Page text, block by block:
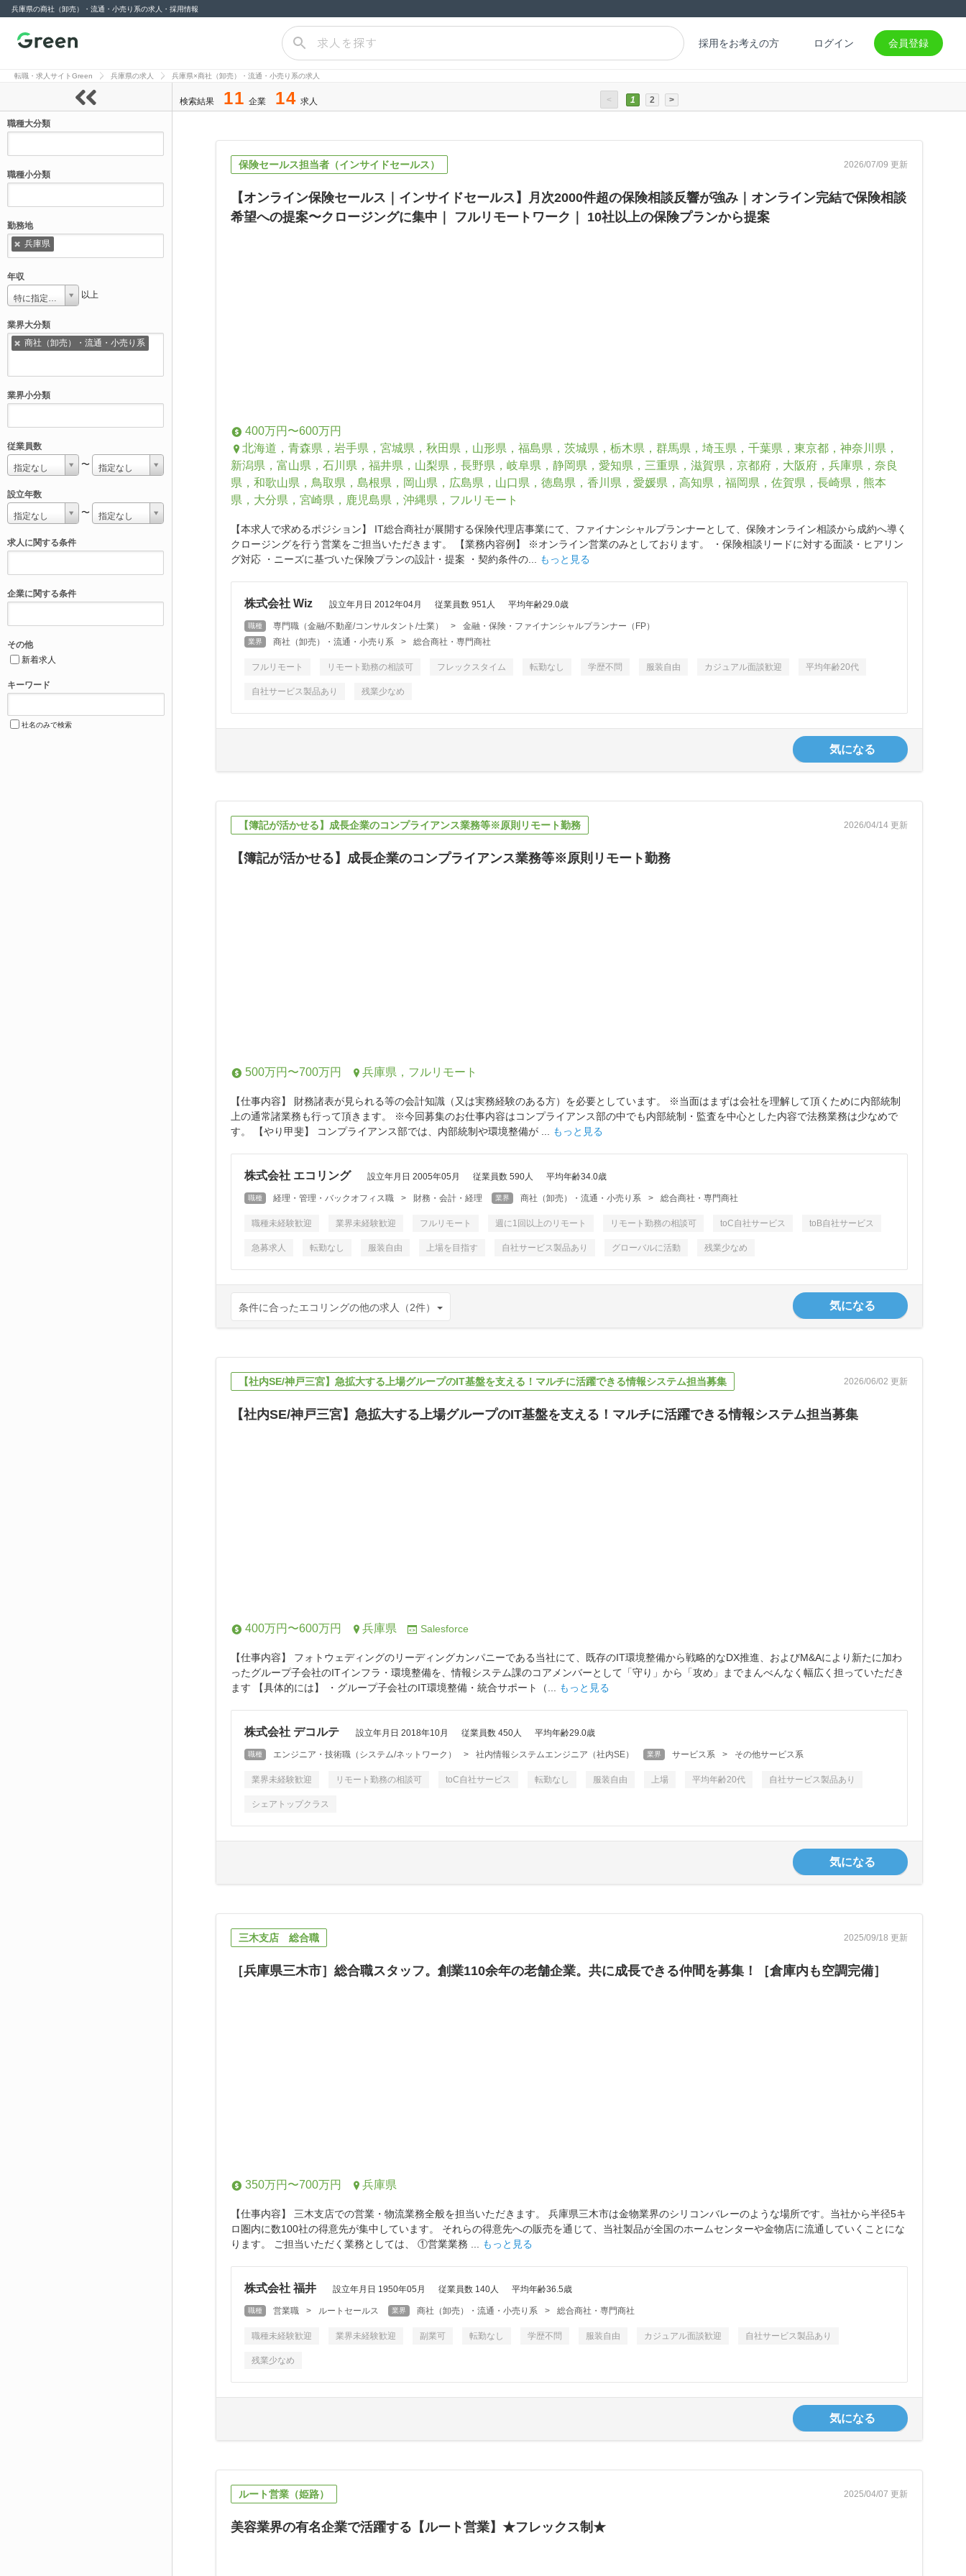
兵庫県の商社（卸売）・流通・小売り系の求人・採用情報
Green（グリー
求人を探す 採用をお考えの方 ログイン 会員登録
転職・求人サイトGreen 兵庫県の求人 兵庫県×商社（卸売）・流通・小売り系の求人
職種大分類
職種小分類
勤務地
兵庫県
年収
特に指定しない 以上
業界大分類
商社（卸売）・流通・小売り系
業界小分類
従業員数
指定なし 〜 指定なし
設立年数
指定なし 〜 指定なし
求人に関する条件
企業に関する条件
その他
新着求人
キーワード
社名のみで検索
検索結果 11 企業 14 求人 < 1 2 >
保険セールス担当者（インサイドセールス） 2026/07/09 更新
【オンライン保険セールス｜インサイドセールス】月次2000件超の保険相談反響が強み｜オンライン完結で保険相談
希望への提案〜クロージングに集中｜ フルリモートワーク｜ 10社以上の保険プランから提案
400万円〜600万円
北海道，青森県，岩手県，宮城県，秋田県，山形県，福島県，茨城県，栃木県，群馬県，埼玉県，千葉県，東京都，神奈川県，
新潟県，富山県，石川県，福井県，山梨県，長野県，岐阜県，静岡県，愛知県，三重県，滋賀県，京都府，大阪府，兵庫県，奈良
県，和歌山県，鳥取県，島根県，岡山県，広島県，山口県，徳島県，香川県，愛媛県，高知県，福岡県，佐賀県，長崎県，熊本
県，大分県，宮崎県，鹿児島県，沖縄県，フルリモート
【本求人で求めるポジション】 IT総合商社が展開する保険代理店事業にて、ファイナンシャルプランナーとして、保険オンライン相談から成約へ導く
クロージングを行う営業をご担当いただきます。 【業務内容例】 ※オンライン営業のみとしております。 ・保険相談リードに対する面談・ヒアリン
グ対応 ・ニーズに基づいた保険プランの設計・提案 ・契約条件の...
もっと見る
株式会社 Wiz 設立年月日 2012年04月 従業員数 951人 平均年齢29.0歳
職種 専門職（金融/不動産/コンサルタント/士業） > 金融・保険・ファイナンシャルプランナー（FP）
業界 商社（卸売）・流通・小売り系 > 総合商社・専門商社
フルリモート リモート勤務の相談可 フレックスタイム 転勤なし 学歴不問 服装自由 カジュアル面談歓迎 平均年齢20代
自社サービス製品あり 残業少なめ
気になる
【簿記が活かせる】成長企業のコンプライアンス業務等※原則リモート勤務 2026/04/14 更新
【簿記が活かせる】成長企業のコンプライアンス業務等※原則リモート勤務
500万円〜700万円 兵庫県，フルリモート
【仕事内容】 財務諸表が見られる等の会計知識（又は実務経験のある方）を必要としています。 ※当面はまずは会社を理解して頂くために内部統制
上の通常諸業務も行って頂きます。 ※今回募集のお仕事内容はコンプライアンス部の中でも内部統制・監査を中心とした内容で法務業務は少なめで
す。 【やり甲斐】 コンプライアンス部では、内部統制や環境整備が ...
もっと見る
株式会社 エコリング 設立年月日 2005年05月 従業員数 590人 平均年齢34.0歳
職種 経理・管理・バックオフィス職 > 財務・会計・経理 業界 商社（卸売）・流通・小売り系 > 総合商社・専門商社
職種未経験歓迎 業界未経験歓迎 フルリモート 週に1回以上のリモート リモート勤務の相談可 toC自社サービス toB自社サービス
急募求人 転勤なし 服装自由 上場を目指す 自社サービス製品あり グローバルに活動 残業少なめ
条件に合ったエコリングの他の求人（2件） 気になる
【社内SE/神戸三宮】急拡大する上場グループのIT基盤を支える！マルチに活躍できる情報システム担当募集 2026/06/02 更新
【社内SE/神戸三宮】急拡大する上場グループのIT基盤を支える！マルチに活躍できる情報システム担当募集
400万円〜600万円 兵庫県 Salesforce
【仕事内容】 フォトウェディングのリーディングカンパニーである当社にて、既存のIT環境整備から戦略的なDX推進、およびM&Aにより新たに加わ
ったグループ子会社のITインフラ・環境整備を、情報システム課のコアメンバーとして「守り」から「攻め」までまんべんなく幅広く担っていただき
ます 【具体的には】 ・グループ子会社のIT環境整備・統合サポート（...
もっと見る
株式会社 デコルテ 設立年月日 2018年10月 従業員数 450人 平均年齢29.0歳
職種 エンジニア・技術職（システム/ネットワーク） > 社内情報システムエンジニア（社内SE） 業界 サービス系 > その他サービス系
業界未経験歓迎 リモート勤務の相談可 toC自社サービス 転勤なし 服装自由 上場 平均年齢20代 自社サービス製品あり
シェアトップクラス
気になる
三木支店 総合職 2025/09/18 更新
［兵庫県三木市］総合職スタッフ。創業110余年の老舗企業。共に成長できる仲間を募集！［倉庫内も空調完備］
350万円〜700万円 兵庫県
【仕事内容】 三木支店での営業・物流業務全般を担当いただきます。 兵庫県三木市は金物業界のシリコンバレーのような場所です。当社から半径5キ
ロ圏内に数100社の得意先が集中しています。 それらの得意先への販売を通じて、当社製品が全国のホームセンターや金物店に流通していくことにな
ります。 ご担当いただく業務としては、 ①営業業務 ...
もっと見る
株式会社 福井 設立年月日 1950年05月 従業員数 140人 平均年齢36.5歳
職種 営業職 > ルートセールス 業界 商社（卸売）・流通・小売り系 > 総合商社・専門商社
職種未経験歓迎 業界未経験歓迎 副業可 転勤なし 学歴不問 服装自由 カジュアル面談歓迎 自社サービス製品あり
残業少なめ
気になる
ルート営業（姫路） 2025/04/07 更新
美容業界の有名企業で活躍する【ルート営業】★フレックス制★